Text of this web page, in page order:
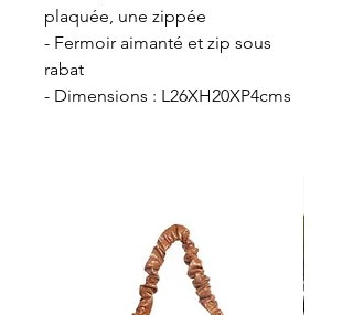
plaquée, une zippée
- Fermoir aimanté et zip sous
rabat
- Dimensions : L26XH20XP4cms